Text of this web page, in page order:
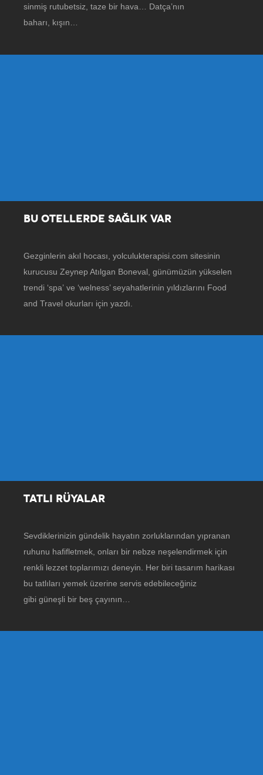
sinmiş rutubetsiz, taze bir hava… Datça’nın
baharı, kışın…
BU OTELLERDE SAĞLIK VAR
Gezginlerin akıl hocası, yolculukterapisi.com sitesinin
kurucusu Zeynep Atılgan Boneval, günümüzün yükselen
trendi ‘spa’ ve ‘welness’ seyahatlerinin yıldızlarını Food
and Travel okurları için yazdı.
TATLI RÜYALAR
Sevdiklerinizin gündelik hayatın zorluklarından yıpranan
ruhunu hafifletmek, onları bir nebze neşelendirmek için
renkli lezzet toplarımızı deneyin. Her biri tasarım harikası
bu tatlıları yemek üzerine servis edebileceğiniz
gibi güneşli bir beş çayının…